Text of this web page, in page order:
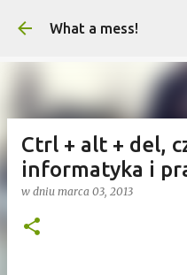
Przejdź do
What a mess!
Ctrl + alt + del,
informatyka i
w dniu marca 03, 2013